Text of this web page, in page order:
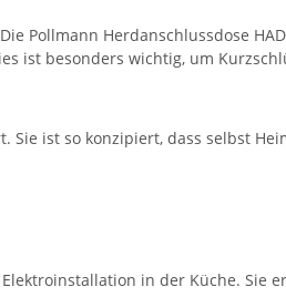
Pollmann Herdanschlussdose
ist besonders wichtig, um
ist so konzipiert, dass selbst
in der Küche.